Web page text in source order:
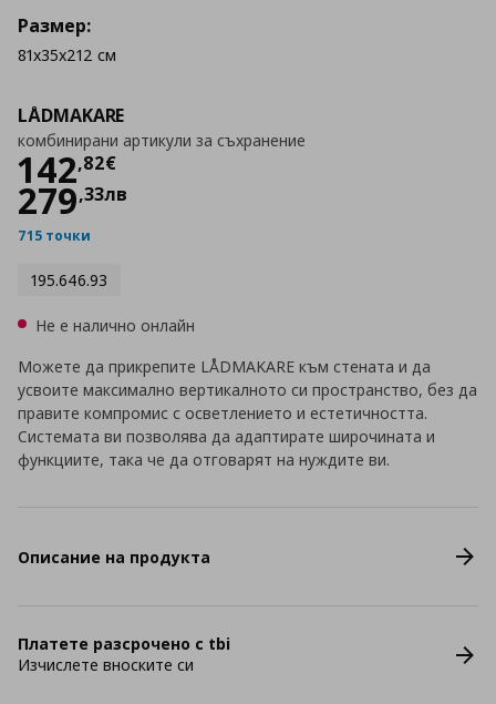
LÅDMAKARE
комбинирани артикули за съхранение
142,82€
Цена
279,33лв
715 точки
195.646.93
Размер:
81x35x212 см
Не е налично онлайн
Можете да прикрепите LÅDMAKARE към стената и да
усвоите максимално вертикалното си пространство, без да
правите компромис с осветлението и естетичността.
Системата ви позволява да адаптирате широчината и
функциите, така че да отговарят на нуждите ви.
Описание на продукта
Платете разсрочено с tbi
Изчислете вноските си